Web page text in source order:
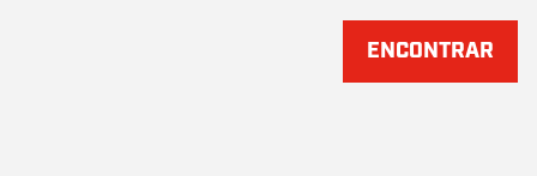
ENCONTRAR